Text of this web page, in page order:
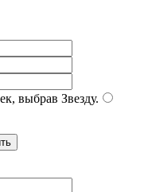
выбрав Звезду.